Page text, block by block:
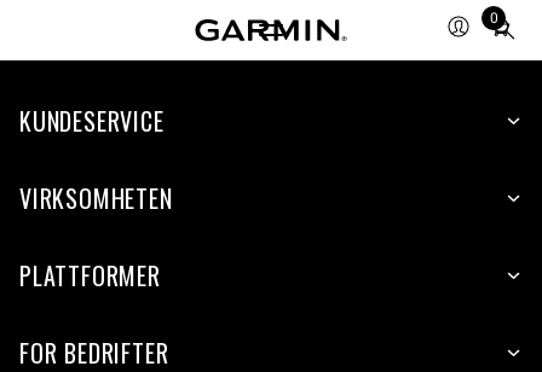
0
Total
items
cart:
KUNDESERVICE
VIRKSOMHETEN
PLATTFORMER
FOR BEDRIFTER